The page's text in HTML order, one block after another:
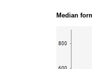
Landet
Landet
Median